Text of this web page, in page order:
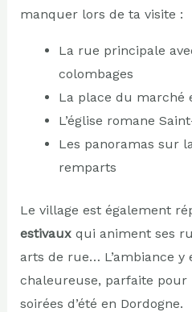
manquer lors de ta visite :
La rue principale
colombages
La place du marché
L’église romane
Les panoramas sur
remparts
Le village est également
estivauxqui animent ses
arts de rue… L’ambiance y
chaleureuse, parfaite pour
soirées d’été en Dordogne.